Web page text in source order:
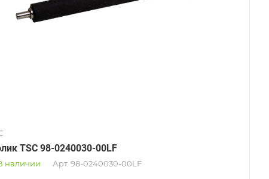
TSC 98-0240030-00LF
наличии Арт. 98-0240030-00LF